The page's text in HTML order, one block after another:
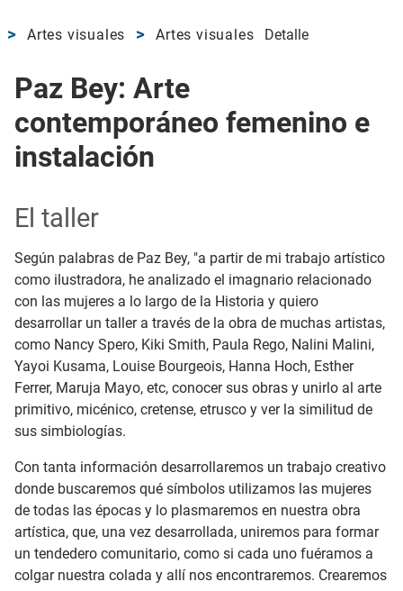
Artes visuales Artes visuales Detalle
Paz Bey: Arte
contemporáneo femenino e
instalación
El taller
Según palabras de Paz Bey, "a partir de mi trabajo artístico
como ilustradora, he analizado el imagnario relacionado
con las mujeres a lo largo de la Historia y quiero
desarrollar un taller a través de la obra de muchas artistas,
como Nancy Spero, Kiki Smith, Paula Rego, Nalini Malini,
Yayoi Kusama, Louise Bourgeois, Hanna Hoch, Esther
Ferrer, Maruja Mayo, etc, conocer sus obras y unirlo al arte
primitivo, micénico, cretense, etrusco y ver la similitud de
sus simbiologías.
Con tanta información desarrollaremos un trabajo creativo
donde buscaremos qué símbolos utilizamos las mujeres
de todas las épocas y lo plasmaremos en nuestra obra
artística, que, una vez desarrollada, uniremos para formar
un tendedero comunitario, como si cada uno fuéramos a
colgar nuestra colada y allí nos encontraremos. Crearemos